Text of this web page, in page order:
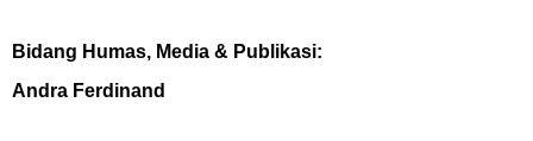
Bidang Humas, Media & Publikasi:
Andra Ferdinand